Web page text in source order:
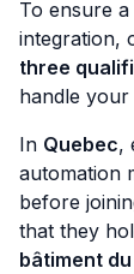
To ensure
integration,
three
handle your
In Quebec,
automation
before
that they
bâtiment du